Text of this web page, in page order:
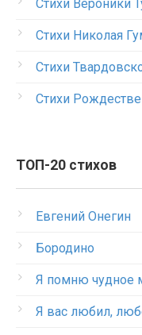
Стихи Вероники
Стихи Николая
Стихи
Стихи
ТОП-20 стихов
Евгений Онегин
Бородино
Я помню чудное
Я вас любил,